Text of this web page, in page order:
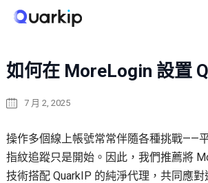
Skip
代理集成
如何在 MoreLogin 設置
7 月 2, 2025
操作多個線上帳號常常伴隨各種挑戰——
指紋追蹤只是開始。因此，我們推薦將
技術搭配 QuarkIP 的純淨代理，共同應對